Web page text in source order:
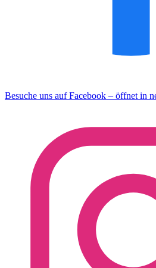
Besuche uns auf Facebook – öffnet in